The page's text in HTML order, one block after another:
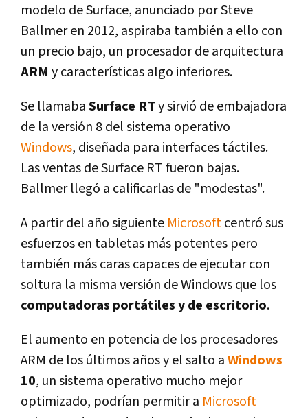
modelo de Surface, anunciado por Steve
Ballmer en 2012, aspiraba también a ello con
un precio bajo, un procesador de arquitectura
ARM y caracterí­sticas algo inferiores.
Se llamabaSurface RTy sirvió de embajadora
de la versión 8 del sistema operativo
Windows, diseñada para interfaces táctiles.
Las ventas de Surface RT fueron bajas.
Ballmer llegó a calificarlas de "modestas".
A partir del año siguiente Microsoftcentró sus
esfuerzos en tabletas más potentes pero
también más caras capaces de ejecutar con
soltura la misma versión de Windows que los
computadoras portátiles y de escritorio.
El aumento en potencia de los procesadores
ARM de los últimos años y el salto aWindows
10, un sistema operativo mucho mejor
optimizado, podrí­an permitir a Microsoft